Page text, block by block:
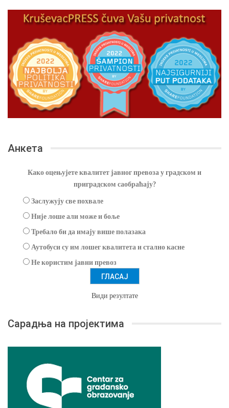
Анкета
Како оцењујете квалитет јавног превоза у градском и
приградском саобраћају?
Заслужују све похвале
Није лоше али може и боље
Требало би да имају више полазака
Аутобуси су им лошег квалитета и стално касне
Не користим јавни превоз
Види резултате
Сарадња на пројектима